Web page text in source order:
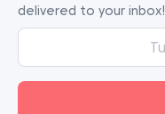
delivered to your inbox!